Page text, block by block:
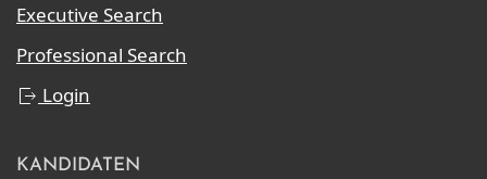
Executive Search
Professional Search
Login
KANDIDATEN